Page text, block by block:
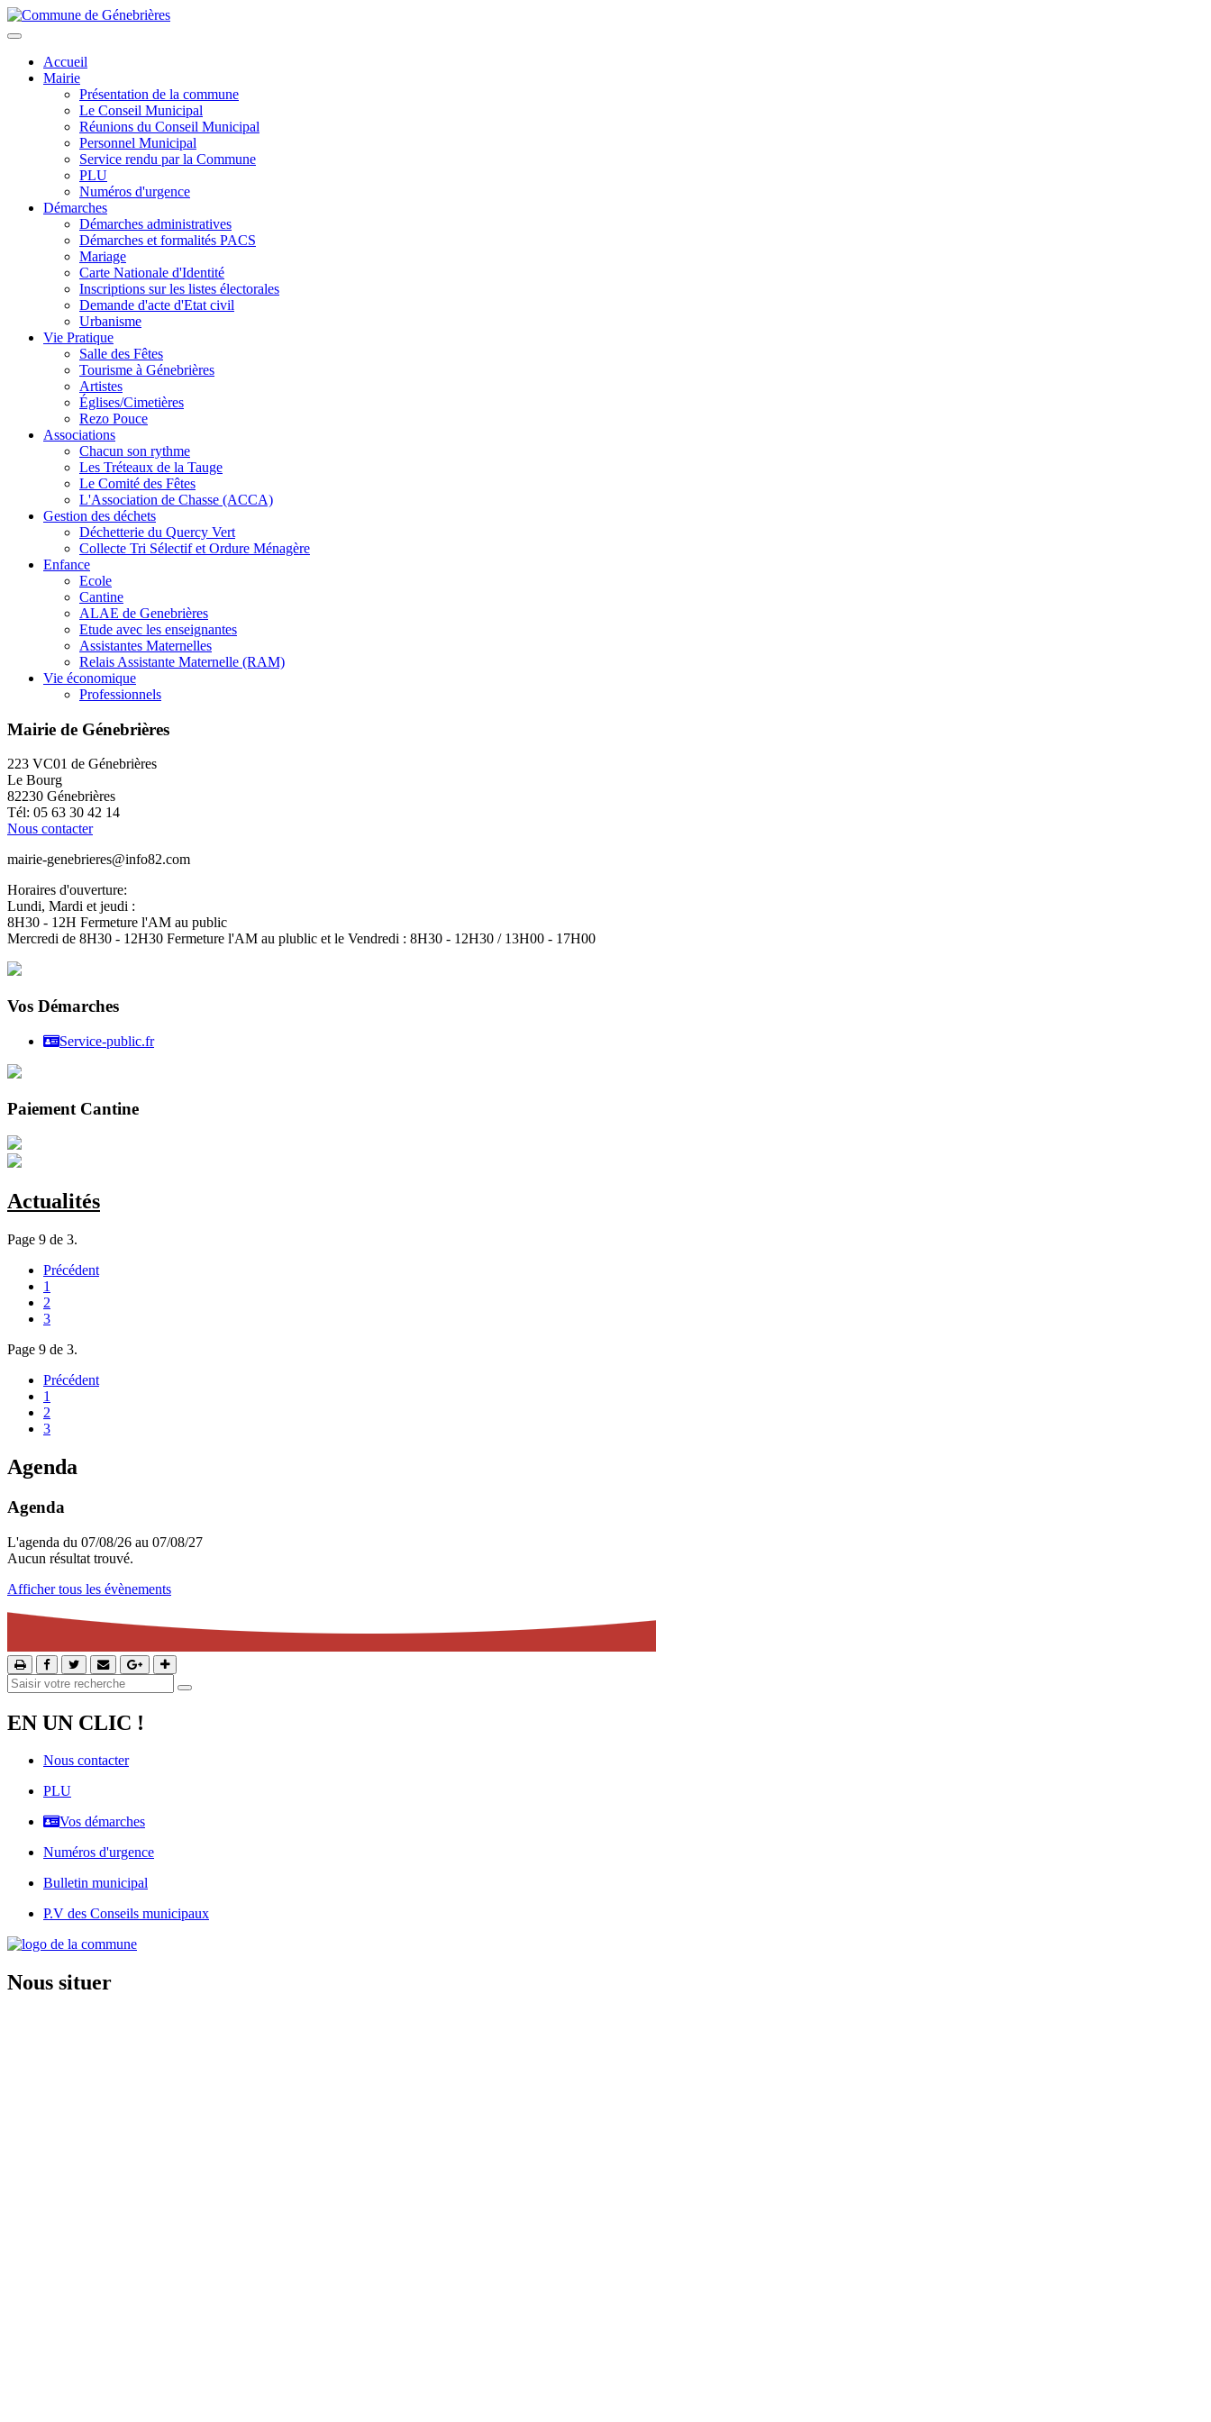
Aller
au
principal
Toggle
navigationAccueil
Mairie
Présentation de la commune
Le Conseil Municipal
Réunions du Conseil Municipal
Personnel Municipal
Service rendu par la Commune
PLU
Numéros d'urgence
Démarches
Démarches administratives
Démarches et formalités PACS
Mariage
Carte Nationale d'Identité
Inscriptions sur les listes électorales
Demande d'acte d'Etat civil
Urbanisme
Vie Pratique
Salle des Fêtes
Tourisme à Génebrières
Artistes
Églises/Cimetières
Rezo Pouce
Associations
Chacun son rythme
Les Tréteaux de la Tauge
Le Comité des Fêtes
L'Association de Chasse (ACCA)
Gestion des déchets
Déchetterie du Quercy Vert
Collecte Tri Sélectif et Ordure Ménagère
Enfance
Ecole
Cantine
ALAE de Genebrières
Etude avec les enseignantes
Assistantes Maternelles
Relais Assistante Maternelle (RAM)
Vie économique
Professionnels
Mairie de Génebrières
223 VC01 de Génebrières
Le Bourg
82230 Génebrières
Tél: 05 63 30 42 14
Nous contacter
mairie-genebrieres@info82.com
Horaires d'ouverture:
Lundi, Mardi et jeudi :
8H30 - 12H Fermeture l'AM au public
Mercredi de 8H30 - 12H30 Fermeture l'AM au plublic et le Vendredi : 8H30 - 12H30 / 13H00 - 17H00
Vos Démarches
Service-public.fr
Paiement Cantine
Actualités
Page 9 de 3.
Précédent
1
2
3
Page 9 de 3.
Précédent
1
2
3
Agenda
Agenda
L'agenda du 07/08/26 au 07/08/27
Aucun résultat trouvé.
Afficher tous les évènements
EN UN CLIC !
Nous contacter
PLU
Vos démarches
Numéros d'urgence
Bulletin municipal
P.V des Conseils municipaux
Nous situer